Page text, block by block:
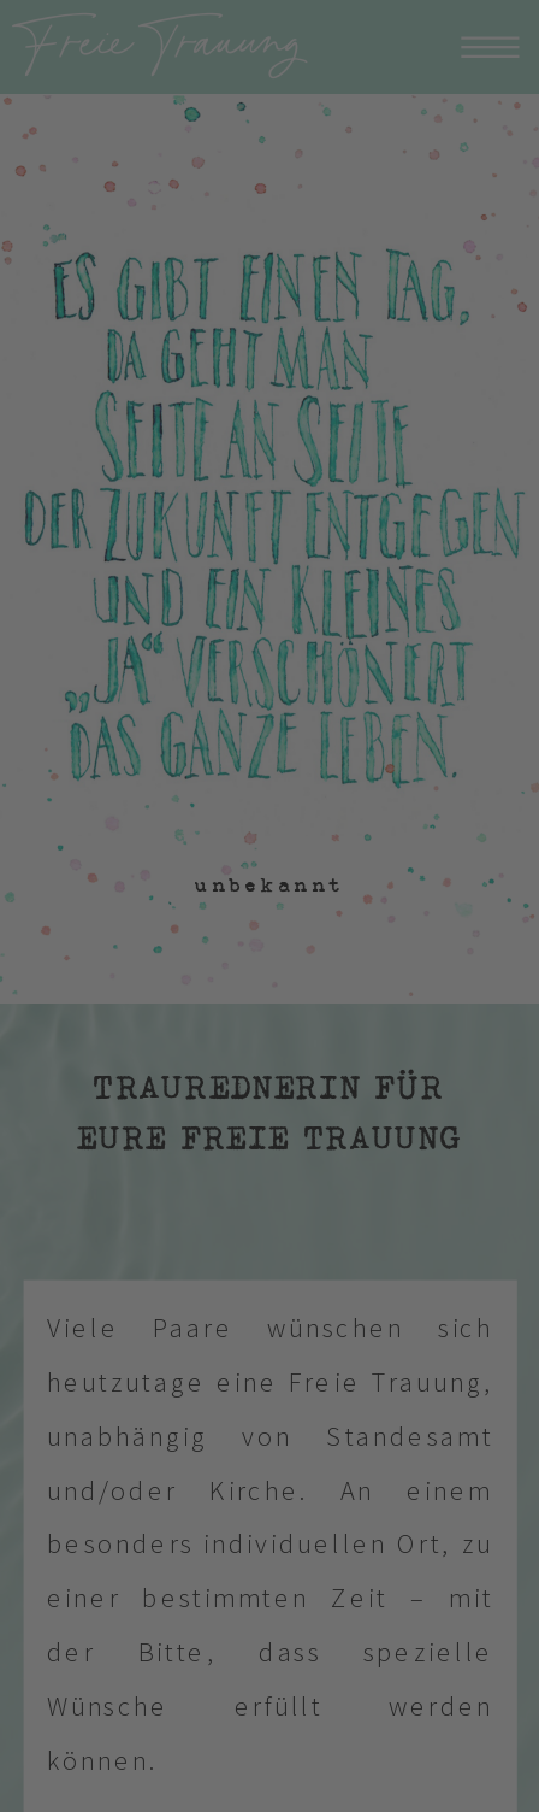
Freie Trauung
unbekannt
Viele Paare wünschen sich
heutzutage eine Freie Trauung,
unabhängig von Standesamt
und/oder Kirche. An einem
besonders individuellen Ort, zu
einer bestimmten Zeit – mit
der Bitte, dass spezielle
Wünsche erfüllt werden
können.
TRAUREDNERIN FÜR
EURE FREIE TRAUUNG